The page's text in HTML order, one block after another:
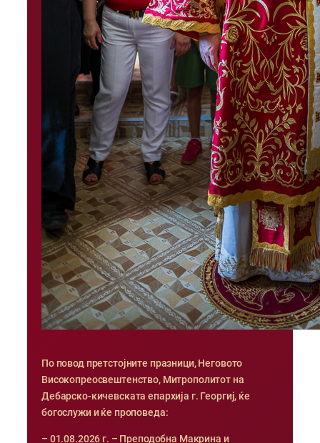
По повод претстојните празници, Неговото
Високопреосвештенство, Митрополитот на
Дебарско-кичевската епархија г. Георгиј, ќе
богослужи и ќе проповеда:
– 01.08.2026 г. – Преподобна Макрина и